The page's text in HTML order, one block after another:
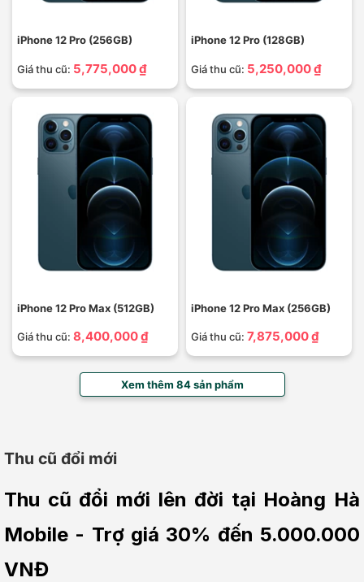
iPhone 12 Pro (256GB)
Giá thu cũ: 5,775,000 ₫
iPhone 12 Pro (128GB)
Giá thu cũ: 5,250,000 ₫
iPhone 12 Pro Max (512GB)
Giá thu cũ: 8,400,000 ₫
iPhone 12 Pro Max (256GB)
Giá thu cũ: 7,875,000 ₫
Xem thêm 84 sản phẩm
Thu cũ đổi mới
Thu cũ đổi mới lên đời tại Hoàng Hà
Mobile - Trợ giá 30% đến 5.000.000
VNĐ